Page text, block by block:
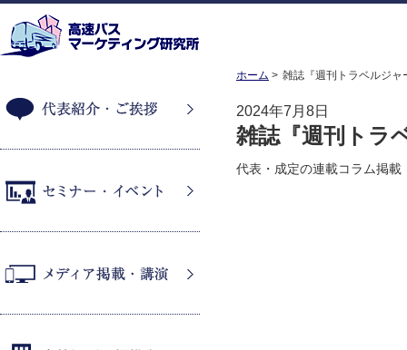
ホーム 雑誌『週刊トラベルジャ
2024年7月8日
雑誌『週刊トラ
代表・成定の連載コラム掲載